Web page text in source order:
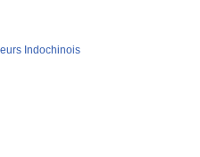
Indochinois